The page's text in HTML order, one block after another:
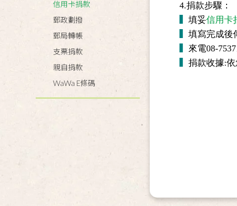
信用卡捐款
郵政劃撥
郵局轉帳
支票捐款
親自捐款
WaWa E條碼
4.捐款步驟：
填妥信用卡
填寫完成後
來電08-
捐款收據: